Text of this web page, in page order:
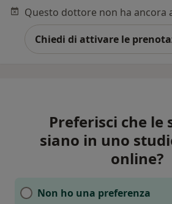
Chiedi di attivare le
Preferisci che le
siano in uno
online?
Non ho una preferenza